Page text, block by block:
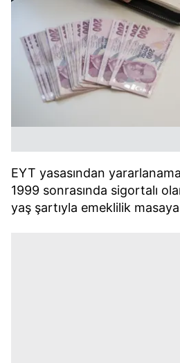
EYT yasasından
1999 sonrasında sigortalı
yaş şartıyla emeklilik